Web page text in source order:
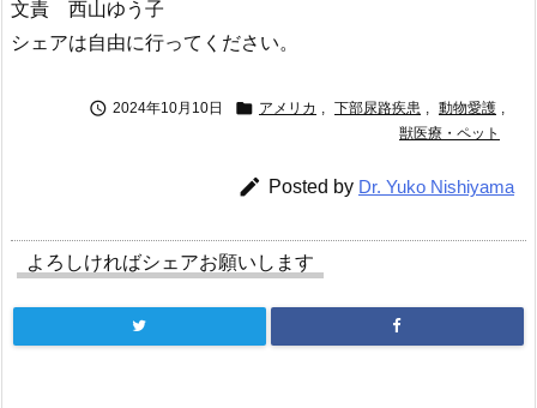
文責 西山ゆう子
シェアは自由に行ってください。
 2024年10月10日  アメリカ 下部尿路疾患 動物愛護
獣医療・ペット
 Posted by Dr. Yuko Nishiyama
よろしければシェアお願いします